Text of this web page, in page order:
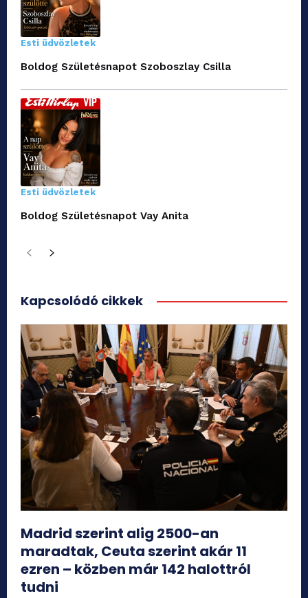
Esti üdvözletek
Boldog Születésnapot Szoboszlay Csilla
Esti üdvözletek
Boldog Születésnapot Vay Anita
Kapcsolódó cikkek
Madrid szerint alig 2500-an
maradtak, Ceuta szerint akár 11
ezren – közben már 142 halottról
tudni